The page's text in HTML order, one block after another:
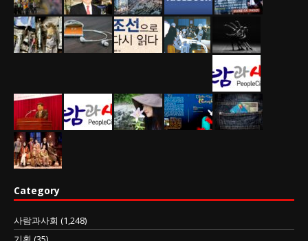
Category
사람과사회 (1,248)